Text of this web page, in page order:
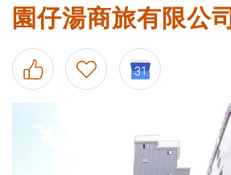
園仔湯商旅有限公司